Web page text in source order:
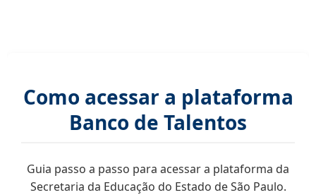
Como acessar a plataforma
Banco de Talentos
Guia passo a passo para acessar a plataforma da
Secretaria da Educação do Estado de São Paulo.